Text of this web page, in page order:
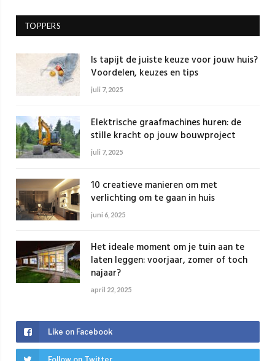
TOPPERS
Is tapijt de juiste keuze voor jouw huis?
Voordelen, keuzes en tips
juli 7, 2025
Elektrische graafmachines huren: de
stille kracht op jouw bouwproject
juli 7, 2025
10 creatieve manieren om met
verlichting om te gaan in huis
juni 6, 2025
Het ideale moment om je tuin aan te
laten leggen: voorjaar, zomer of toch
najaar?
april 22, 2025
Like on Facebook